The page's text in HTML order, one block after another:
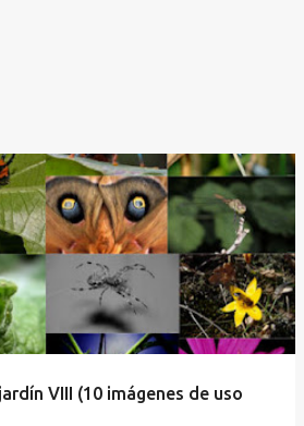
VIII (10 imágenes de uso